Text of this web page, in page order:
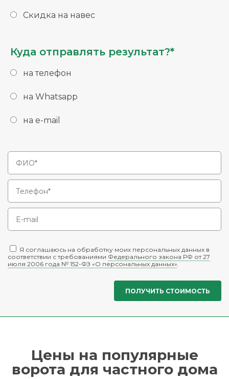
Скидка на навес
Куда отправлять результат?*
на телефон
на Whatsapp
на e-mail
Я соглашаюсь на обработку моих персональных данных в
соответствии с требованиями Федерального закона РФ от 27
июля 2006 года № 152-ФЗ «О персональных данных».
Цены на популярные
ворота для частного дома